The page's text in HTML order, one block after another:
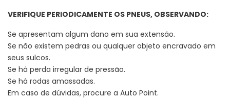
VERIFIQUE PERIODICAMENTE OS PNEUS, OBSERVANDO:
Se apresentam algum dano em sua extensão.
Se não existem pedras ou qualquer objeto encravado em
seus sulcos.
Se há perda irregular de pressão.
Se há rodas amassadas.
Em caso de dúvidas, procure a Auto Point.